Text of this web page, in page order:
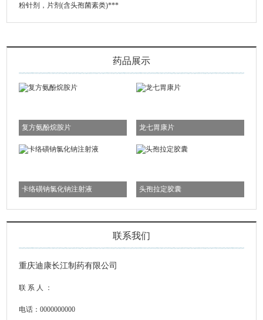
粉针剂，片剂(含头孢菌素类)***
药品展示
复方氨酚烷胺片 龙七胃康片
卡络磺钠氯化钠注射液 头孢拉定胶囊
联系我们
重庆迪康长江制药有限公司
联 系 人 ：
电话：0000000000